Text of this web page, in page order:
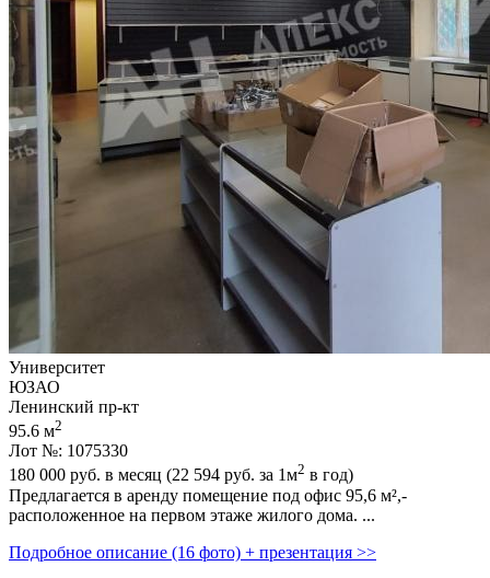
Университет
ЮЗАО
Ленинский пр-кт
95.6 м2
Лот №: 1075330
180 000 руб. в месяц (22 594 руб. за 1м2 в год)
Предлагается в аренду помещение под офис 95,­6 м²,­
расположенное на первом этаже жилого дома. ...
Подробное описание (16 фото) + презентация >>